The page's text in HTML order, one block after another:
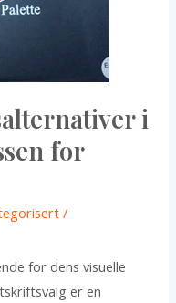
i
for
/
for dens visuelle
er en